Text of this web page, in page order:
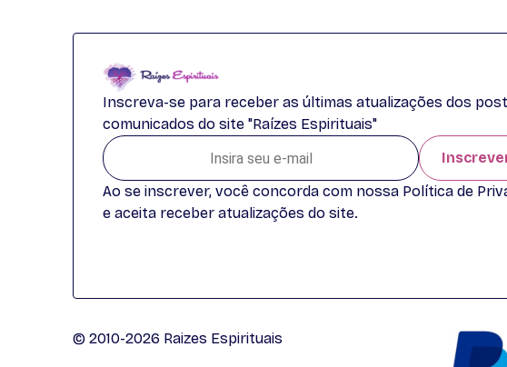
Inscreva-se para receber as últimas atualizações dos
comunicados do site "Raízes Espirituais"
Ao se inscrever, você concorda com nossa Política de
e aceita receber atualizações do site.
© 2010-2026 Raizes Espirituais